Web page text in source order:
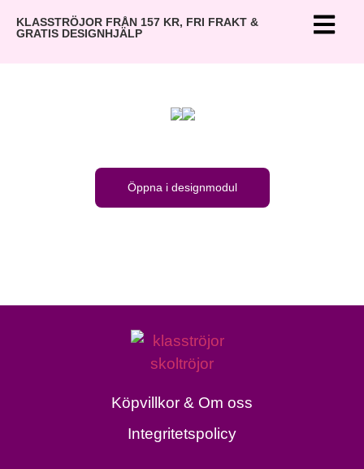
KLASSTRÖJOR FRÅN 157 KR, FRI FRAKT &
GRATIS DESIGNHJÄLP
Öppna i designmodul
Köpvillkor & Om oss
Integritetspolicy